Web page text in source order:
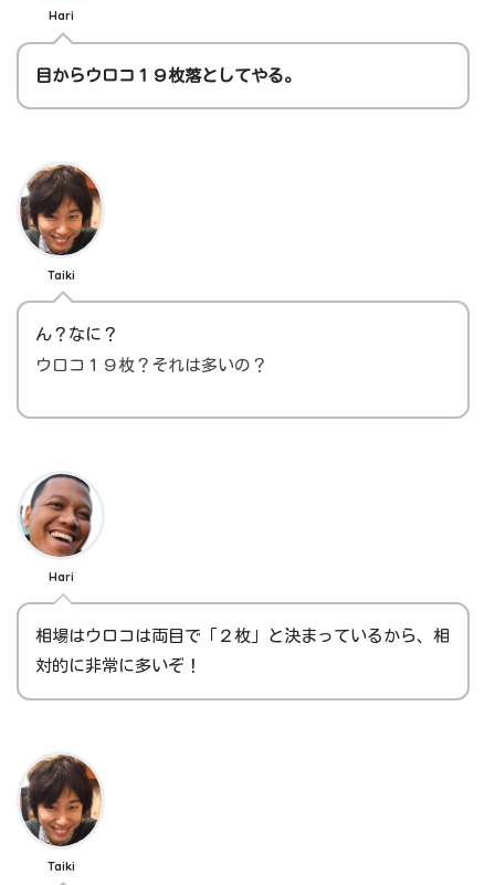
Hari
目からウロコ１９枚落としてやる。
Taiki
ん？なに？
ウロコ１９枚？それは多いの？
Hari
相場はウロコは両目で「２枚」と決まっているから、相
対的に非常に多いぞ！
Taiki